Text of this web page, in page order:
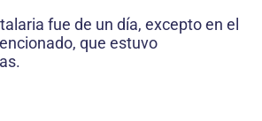
fue de un día, excepto en el
que estuvo